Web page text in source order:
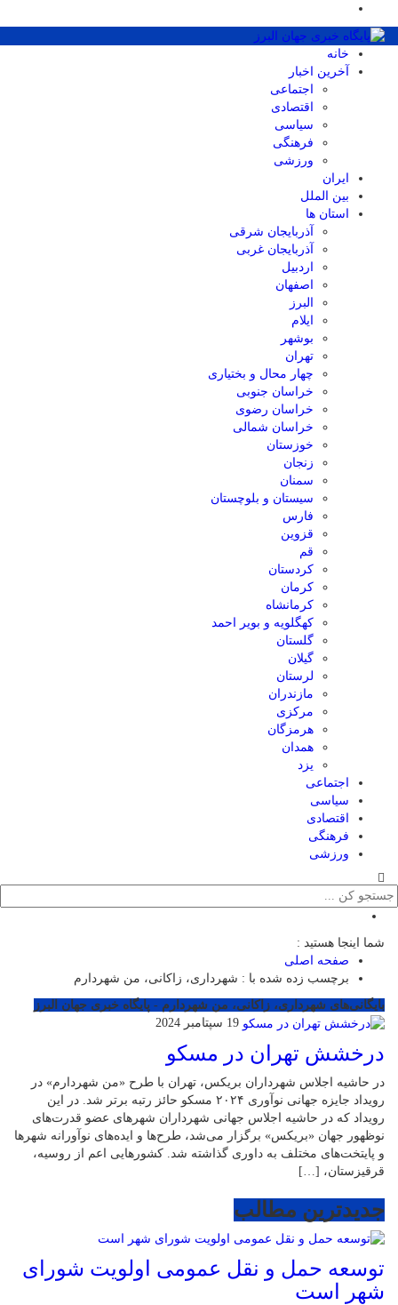
خانه
آخرین اخبار
اجتماعی
اقتصادی
سیاسی
فرهنگی
ورزشی
ایران
بین الملل
استان ها
آذربایجان شرقی
آذربایجان غربی
اردبیل
اصفهان
البرز
ایلام
بوشهر
تهران
چهار محال و بختیاری
خراسان جنوبی
خراسان رضوی
خراسان شمالی
خوزستان
زنجان
سمنان
سیستان و بلوچستان
فارس
قزوین
قم
کردستان
کرمان
کرمانشاه
کهگلویه و بویر احمد
گلستان
گیلان
لرستان
مازندران
مرکزی
هرمزگان
همدان
یزد
اجتماعی
سیاسی
اقتصادی
فرهنگی
ورزشی
شما اینجا هستید :
صفحه اصلی
برچسب زده شده با : شهرداری، زاکانی، من شهردارم
بایگانی‌های شهرداری، زاکانی، من شهردارم - پایگاه خبری جهان البرز
19 سپتامبر 2024
درخشش تهران در مسکو
‌در حاشیه اجلاس شهرداران بریکس، تهران با طرح «من شهردارم» در
رویداد جایزه جهانی نوآوری ۲۰۲۴ مسکو حائز رتبه برتر شد. در این
رویداد که در حاشیه اجلاس جهانی شهرداران شهرهای عضو قدرت‌های
نوظهور جهان «بریکس» برگزار می‌شد، طرح‌ها و ایده‌های نوآورانه شهرها
و پایتخت‌های مختلف به داوری گذاشته شد. کشورهایی اعم از روسیه،
قرقیزستان، […]
جدیدترین مطالب
توسعه حمل و نقل عمومی اولویت شورای
شهر است